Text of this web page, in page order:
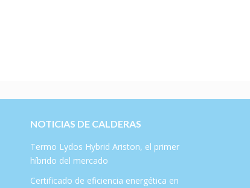
NOTICIAS DE CALDERAS
Termo Lydos Hybrid Ariston, el primer
híbrido del mercado
Certificado de eficiencia energética en